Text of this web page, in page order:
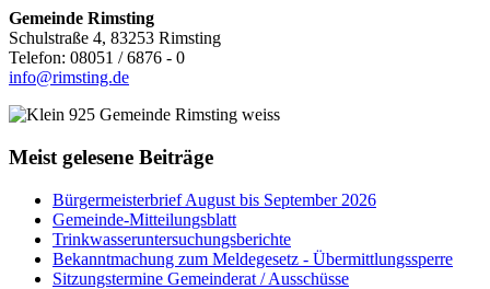
Gemeinde Rimsting
Schulstraße 4, 83253 Rimsting
Telefon: 08051 / 6876 - 0
info@rimsting.de
Meist gelesene Beiträge
Bürgermeisterbrief August bis September 2026
Gemeinde-Mitteilungsblatt
Trinkwasseruntersuchungsberichte
Bekanntmachung zum Meldegesetz - Übermittlungssperre
Sitzungstermine Gemeinderat / Ausschüsse